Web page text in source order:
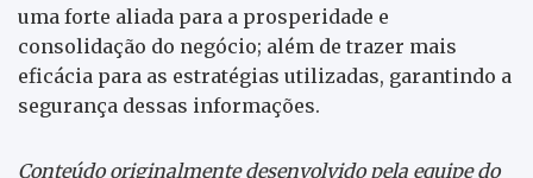
uma forte aliada para a prosperidade e
consolidação do negócio; além de trazer mais
eficácia para as estratégias utilizadas, garantindo a
segurança dessas informações.
Conteúdo originalmente desenvolvido pela equipe do